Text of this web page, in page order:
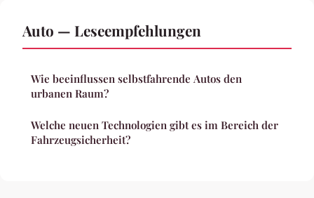
Auto — Leseempfehlungen
Wie beeinflussen selbstfahrende Autos den
urbanen Raum?
Welche neuen Technologien gibt es im Bereich der
Fahrzeugsicherheit?